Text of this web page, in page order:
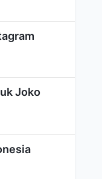
Joko